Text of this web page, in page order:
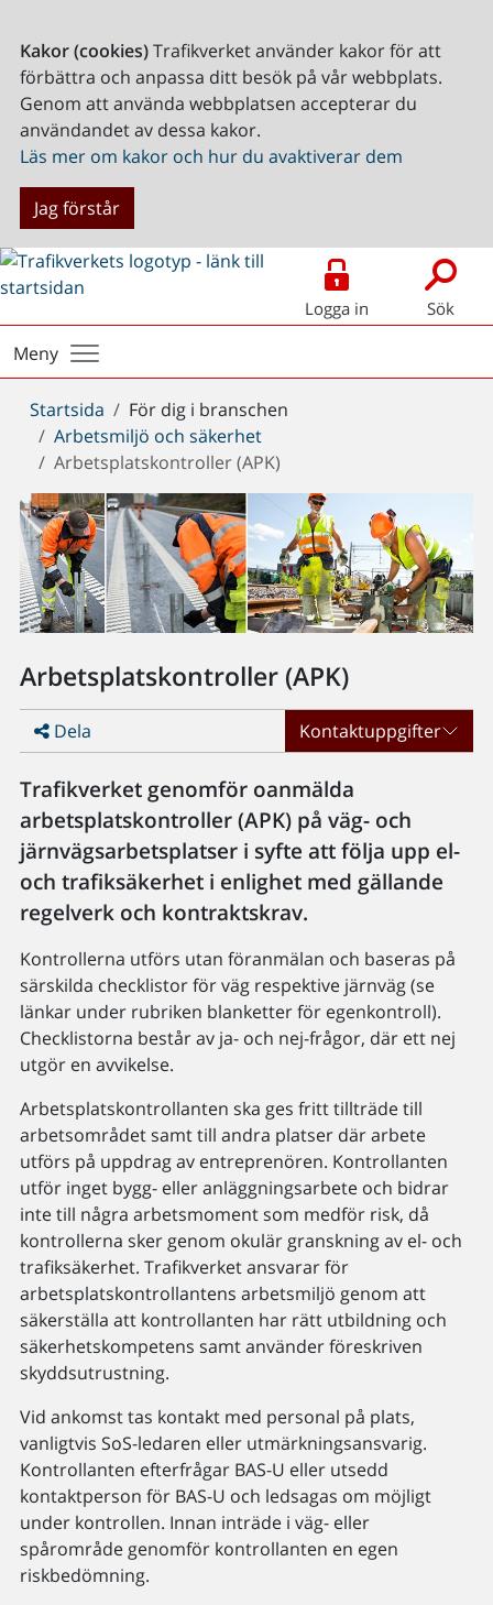
Kakor (cookies)Trafikverket använder kakor för att
förbättra och anpassa ditt besök på vår webbplats.
Genom att använda webbplatsen accepterar du
användandet av dessa kakor.
Läs mer om kakor och hur du avaktiverar dem
Jag förstår
Logga in Sök
Meny
Du
är
här:
Startsida
För dig i branschen
Arbetsmiljö och säkerhet
Arbetsplatskontroller (APK)
Arbetsplatskontroller (APK)
Dela Kontaktuppgifter
Trafikverket genomför oanmälda
arbetsplatskontroller (APK) på väg- och
järnvägsarbetsplatser i syfte att följa upp el-
och trafiksäkerhet i enlighet med gällande
regelverk och kontraktskrav.
Kontrollerna utförs utan föranmälan och baseras på
särskilda checklistor för väg respektive järnväg (se
länkar under rubriken blanketter för egenkontroll).
Checklistorna består av ja- och nej-frågor, där ett nej
utgör en avvikelse.
Arbetsplatskontrollanten ska ges fritt tillträde till
arbetsområdet samt till andra platser där arbete
utförs på uppdrag av entreprenören. Kontrollanten
utför inget bygg- eller anläggningsarbete och bidrar
inte till några arbetsmoment som medför risk, då
kontrollerna sker genom okulär granskning av el- och
trafiksäkerhet. Trafikverket ansvarar för
arbetsplatskontrollantens arbetsmiljö genom att
säkerställa att kontrollanten har rätt utbildning och
säkerhetskompetens samt använder föreskriven
skyddsutrustning.
Vid ankomst tas kontakt med personal på plats,
vanligtvis SoS-ledaren eller utmärkningsansvarig.
Kontrollanten efterfrågar BAS-U eller utsedd
kontaktperson för BAS-U och ledsagas om möjligt
under kontrollen. Innan inträde i väg- eller
spårområde genomför kontrollanten en egen
riskbedömning.